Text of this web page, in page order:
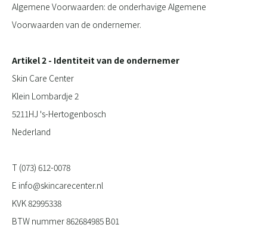
Algemene Voorwaarden: de onderhavige Algemene
Voorwaarden van de ondernemer.
Artikel 2 - Identiteit van de ondernemer
Skin Care Center
Klein Lombardje 2
5211HJ 's-Hertogenbosch
Nederland
T (073) 612-0078
E info@skincarecenter.nl
KVK 82995338
BTW nummer 862684985 B01